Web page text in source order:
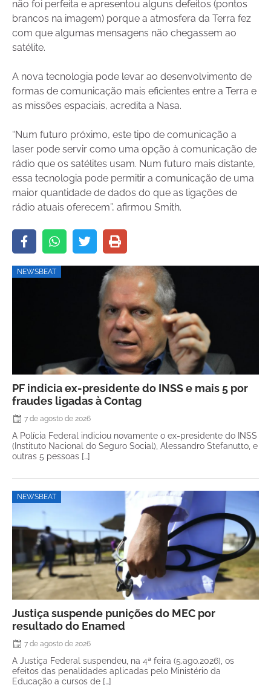
não foi perfeita e apresentou alguns defeitos (pontos
brancos na imagem) porque a atmosfera da Terra fez
com que algumas mensagens não chegassem ao
satélite.
A nova tecnologia pode levar ao desenvolvimento de
formas de comunicação mais eficientes entre a Terra e
as missões espaciais, acredita a Nasa.
“Num futuro próximo, este tipo de comunicação a
laser pode servir como uma opção à comunicação de
rádio que os satélites usam. Num futuro mais distante,
essa tecnologia pode permitir a comunicação de uma
maior quantidade de dados do que as ligações de
rádio atuais oferecem”, afirmou Smith.
NEWSBEAT
PF indicia ex-presidente do INSS e mais 5 por
fraudes ligadas à Contag
7 de agosto de 2026
A Polícia Federal indiciou novamente o ex-presidente do INSS
(Instituto Nacional do Seguro Social), Alessandro Stefanutto, e
outras 5 pessoas […]
NEWSBEAT
Justiça suspende punições do MEC por
resultado do Enamed
7 de agosto de 2026
A Justiça Federal suspendeu, na 4ª feira (5.ago.2026), os
efeitos das penalidades aplicadas pelo Ministério da
Educação a cursos de […]